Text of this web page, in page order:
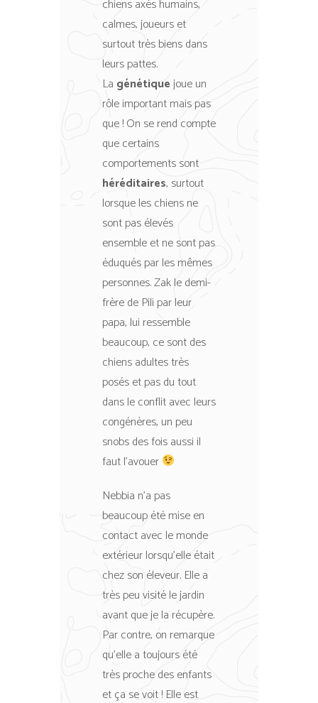
chiens axés humains,
calmes, joueurs et
surtout très biens dans
leurs pattes.
La génétiquejoue un
rôle important mais pas
que ! On se rend compte
que certains
comportements sont
héréditaires, surtout
lorsque les chiens ne
sont pas élevés
ensemble et ne sont pas
éduqués par les mêmes
personnes. Zak le demi-
frère de Pili par leur
papa, lui ressemble
beaucoup, ce sont des
chiens adultes très
posés et pas du tout
dans le conflit avec leurs
congénères, un peu
snobs des fois aussi il
faut l’avouer
Nebbia n’a pas
beaucoup été mise en
contact avec le monde
extérieur lorsqu’elle était
chez son éleveur. Elle a
très peu visité le jardin
avant que je la récupère.
Par contre, on remarque
qu’elle a toujours été
très proche des enfants
et ça se voit ! Elle est